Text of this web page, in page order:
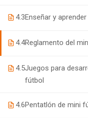
4.3Enseñar y
4.4Reglamento del
4.5Juegos para
fútbol
4.6Pentatlón de mini